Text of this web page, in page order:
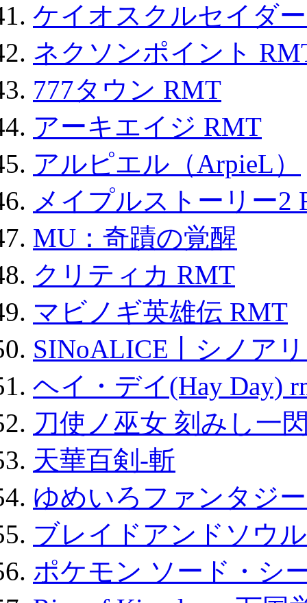
ケイオスクルセイダ
ネクソンポイント
777タウン RMT
アーキエイジ RMT
アルピエル（ArpieL）
メイプルストーリー2
MU：奇蹟の覚醒
クリティカ RMT
マビノギ英雄伝 RMT
SINoALICE丨シノア
ヘイ・デイ(Hay Day)
刀使ノ巫女 刻みし一
天華百剣-斬
ゆめいろファンタジ
ブレイドアンドソウ
ポケモン ソード・シ